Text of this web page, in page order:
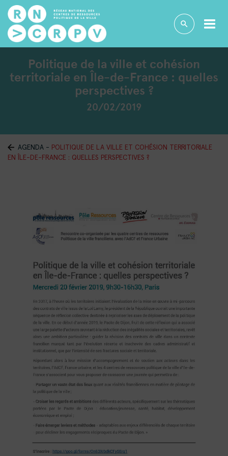
Politique de la ville et cohésion
territoriale en Île-de-France : quelles
perspectives ?
20/02/2019
AGENDA - POLITIQUE DE LA VILLE ET COHÉSION TERRITORIALE
EN ÎLE-DE-FRANCE : QUELLES PERSPECTIVES ?